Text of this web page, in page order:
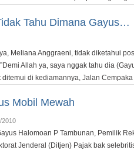
Tahu Dimana Gayus…
Meliana Anggraeni, tidak diketahui
Allah ya, saya nggak tahu dia
ditemui di kediamannya, Jalan Cempaka
Mobil Mewah
2010
Halomoan P Tambunan, Pemilik
Jenderal (Ditjen) Pajak bak